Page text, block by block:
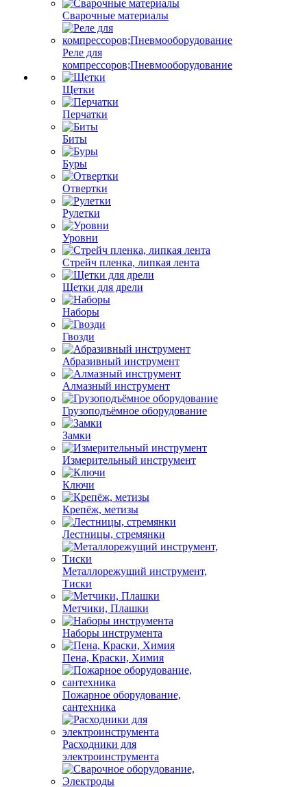
Сварочные материалы
Реле для
компрессоров;Пневмооборудование
Щетки
Перчатки
Биты
Буры
Отвертки
Рулетки
Уровни
Стрейч пленка, липкая лента
Щетки для дрели
Наборы
Гвозди
Абразивный инструмент
Алмазный инструмент
Грузоподъёмное оборудование
Замки
Измерительный инструмент
Ключи
Крепёж, метизы
Лестницы, стремянки
Металлорежущий инструмент,
Тиски
Метчики, Плашки
Наборы инструмента
Пена, Краски, Химия
Пожарное оборудование,
сантехника
Расходники для
электроинструмента